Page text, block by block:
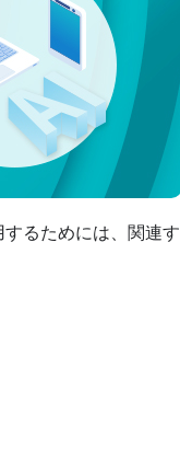
るためには、関連す